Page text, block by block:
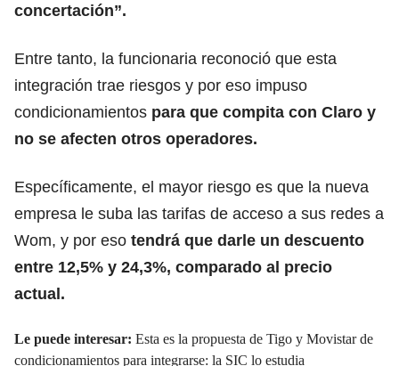
concertación”.
Entre tanto, la funcionaria reconoció que esta
integración trae riesgos y por eso impuso
condicionamientos para que compita con Claro y
no se afecten otros operadores.
Específicamente, el mayor riesgo es que la nueva
empresa le suba las tarifas de acceso a sus redes a
Wom, y por eso tendrá que darle un descuento
entre 12,5% y 24,3%, comparado al precio
actual.
Le puede interesar: Esta es la propuesta de Tigo y Movistar de
condicionamientos para integrarse: la SIC lo estudia